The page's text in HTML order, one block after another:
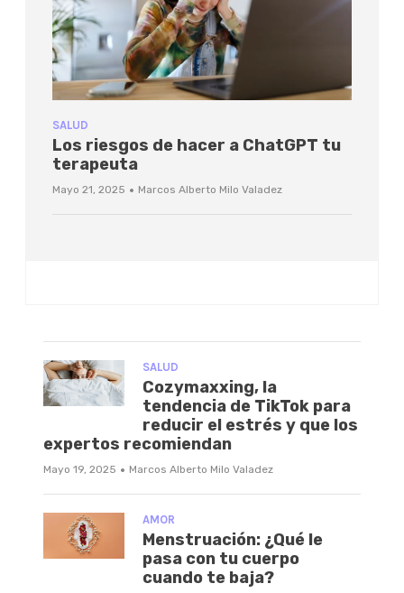
SALUD
Los riesgos de hacer a ChatGPT tu
terapeuta
Mayo 21, 2025 · Marcos Alberto Milo Valadez
SALUD
Cozymaxxing, la
tendencia de TikTok para
reducir el estrés y que los
expertos recomiendan
Mayo 19, 2025 · Marcos Alberto Milo Valadez
AMOR
Menstruación: ¿Qué le
pasa con tu cuerpo
cuando te baja?